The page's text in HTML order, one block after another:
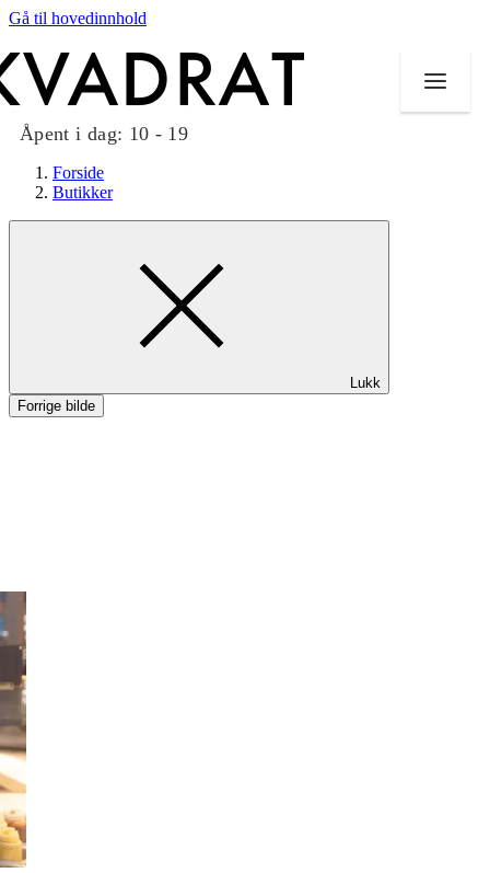
Gå til hovedinnhold
Åpent i dag: 10 - 19
Mat og drikke
Aktiviteter
Forside
Butikker
Lukk
Forrige bilde